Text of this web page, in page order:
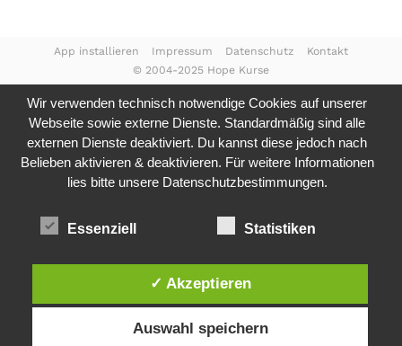
© 2004-2025 Hope Kurse
App installieren Impressum Datenschutz Kontakt
Wir verwenden technisch notwendige Cookies auf unserer
Webseite sowie externe Dienste. Standardmäßig sind alle
externen Dienste deaktiviert. Du kannst diese jedoch nach
Belieben aktivieren & deaktivieren. Für weitere Informationen
lies bitte unsere Datenschutzbestimmungen.
Essenziell Statistiken
✓ Akzeptieren
Auswahl speichern